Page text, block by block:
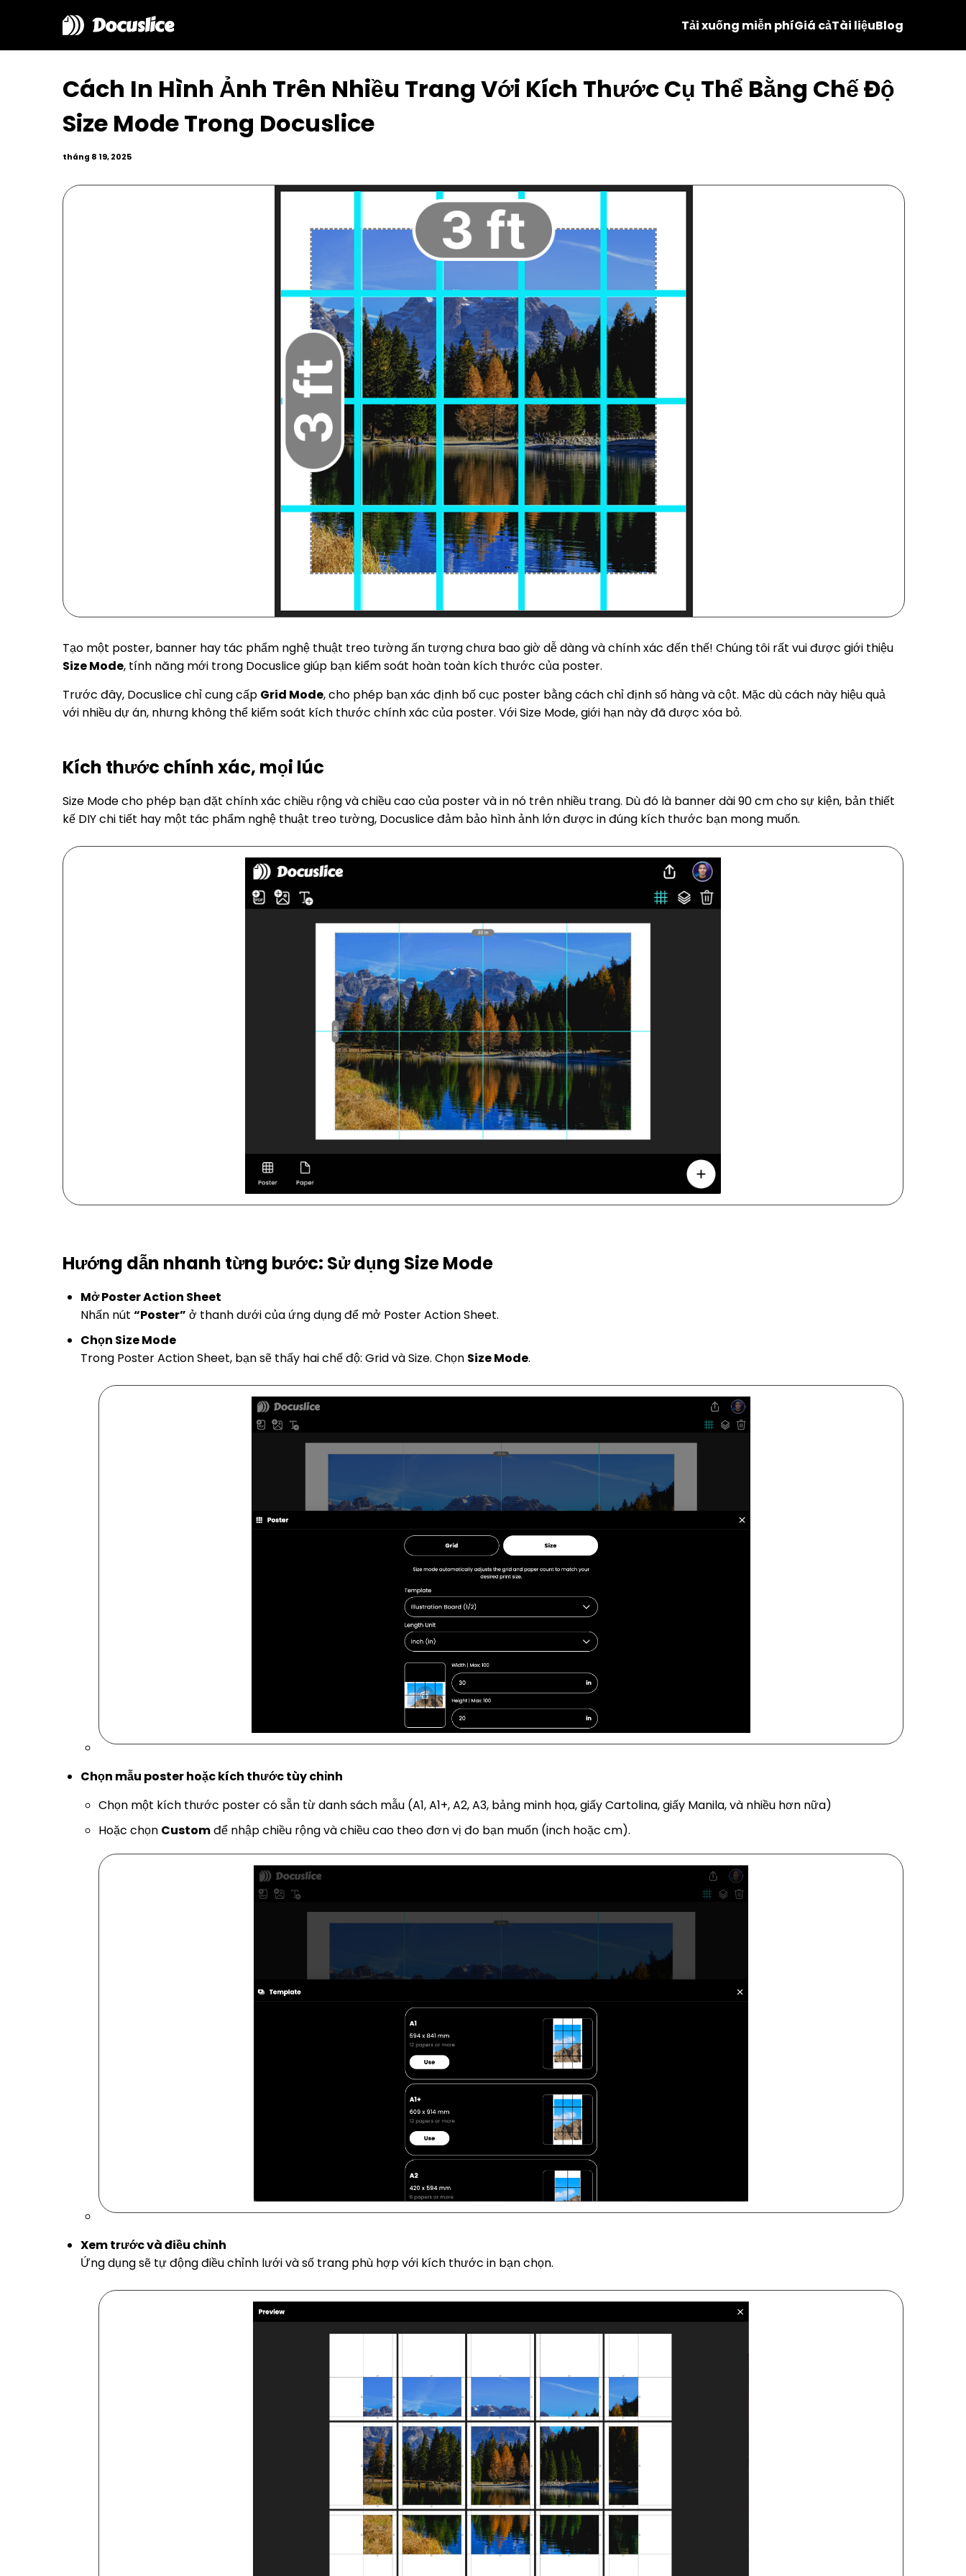
Docuslice Tải xuống miễn phíGiá cảTài liệuBlog
Cách In Hình Ảnh Trên Nhiều Trang Với Kích Thước Cụ Thể Bằng Chế Độ
Size Mode Trong Docuslice
tháng 8 19, 2025
Tạo một poster, banner hay tác phẩm nghệ thuật treo tường ấn tượng chưa bao giờ dễ dàng và chính xác đến thế! Chúng tôi rất vui được giới thiệu
Size Mode, tính năng mới trong Docuslice giúp bạn kiểm soát hoàn toàn kích thước của poster.
Trước đây, Docuslice chỉ cung cấp Grid Mode, cho phép bạn xác định bố cục poster bằng cách chỉ định số hàng và cột. Mặc dù cách này hiệu quả
với nhiều dự án, nhưng không thể kiểm soát kích thước chính xác của poster. Với Size Mode, giới hạn này đã được xóa bỏ.
Kích thước chính xác, mọi lúc
Size Mode cho phép bạn đặt chính xác chiều rộng và chiều cao của poster và in nó trên nhiều trang. Dù đó là banner dài 90 cm cho sự kiện, bản thiết
kế DIY chi tiết hay một tác phẩm nghệ thuật treo tường, Docuslice đảm bảo hình ảnh lớn được in đúng kích thước bạn mong muốn.
Hướng dẫn nhanh từng bước: Sử dụng Size Mode
Mở Poster Action Sheet
Nhấn nút “Poster” ở thanh dưới của ứng dụng để mở Poster Action Sheet.
Chọn Size Mode
Trong Poster Action Sheet, bạn sẽ thấy hai chế độ: Grid và Size. Chọn Size Mode.
Chọn mẫu poster hoặc kích thước tùy chỉnh
Chọn một kích thước poster có sẵn từ danh sách mẫu (A1, A1+, A2, A3, bảng minh họa, giấy Cartolina, giấy Manila, và nhiều hơn nữa)
Hoặc chọn Customđể nhập chiều rộng và chiều cao theo đơn vị đo bạn muốn (inch hoặc cm).
Xem trước và điều chỉnh
Ứng dụng sẽ tự động điều chỉnh lưới và số trang phù hợp với kích thước in bạn chọn.